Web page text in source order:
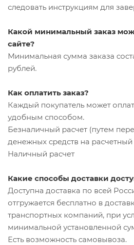
следовать инструкциям для
Какой минимальный заказ
сайте?
Минимальная сумма заказа
рублей.
Как оплатить заказ?
Каждый покупатель может
удобным способом.
Безналичный расчет (путем
денежных средств на
Наличный расчет
Какие способы доставки
Доступна доставка по всей
отгружается бесплатно в
транспортных компаний, при
минимальной установленной
Есть возможность самовывоза.